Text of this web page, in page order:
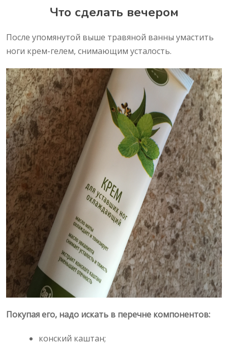
Что сделать вечером
После упомянутой выше травяной ванны умастить
ноги крем-гелем, снимающим усталость.
Покупая его, надо искать в перечне компонентов:
конский каштан;